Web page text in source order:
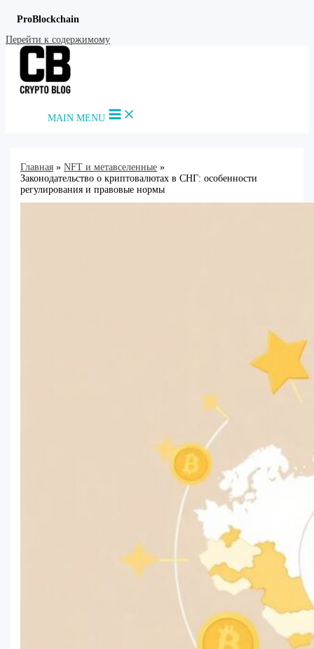
ProBlockchain
Перейти к содержимому
MAIN MENU
Главная
NFT и метавселенные
Законодательство о криптовалютах в СНГ: особенности
регулирования и правовые нормы